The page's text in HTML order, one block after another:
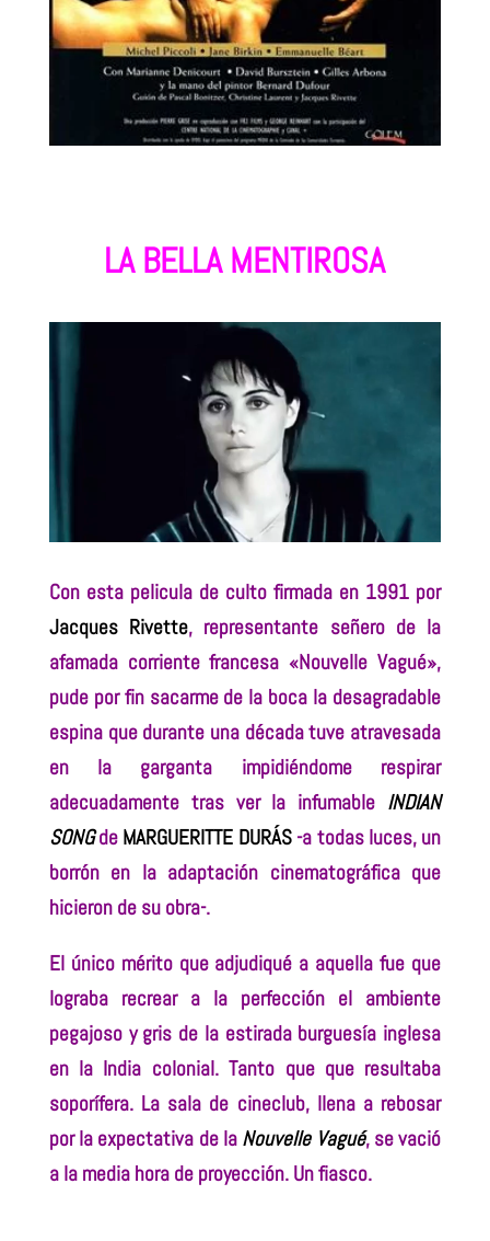
LA BELLA MENTIROSA
Con esta pelicula de culto firmada en 1991 por
Jacques Rivette, representante señero de la
afamada corriente francesa «Nouvelle Vagué»,
pude por fin sacarme de la boca la desagradable
espina que durante una década tuve atravesada
en la garganta impidiéndome respirar
adecuadamente tras ver la infumable INDIAN
SONGde MARGUERITTE DURÁS-a todas luces, un
borrón en la adaptación cinematográfica que
hicieron de su obra-.
El único mérito que adjudiqué a aquella fue que
lograba recrear a la perfección el ambiente
pegajoso y gris de la estirada burguesía inglesa
en la India colonial. Tanto que que resultaba
soporífera. La sala de cineclub, llena a rebosar
por la expectativa de la Nouvelle Vagué, se vació
a la media hora de proyección. Un fiasco.